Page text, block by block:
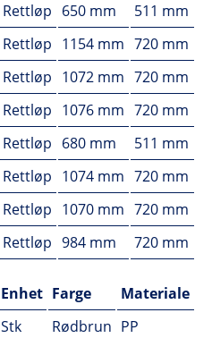
Rettløp 650 mm
511 mm
Rettløp 1154 mm 720 mm
Rettløp 1072 mm 720 mm
Rettløp 1076 mm 720 mm
Rettløp 680 mm
511 mm
Rettløp 1074 mm 720 mm
Rettløp 1070 mm 720 mm
Rettløp 984 mm 720 mm
Enhet Farge
Materiale
Stk Rødbrun PP